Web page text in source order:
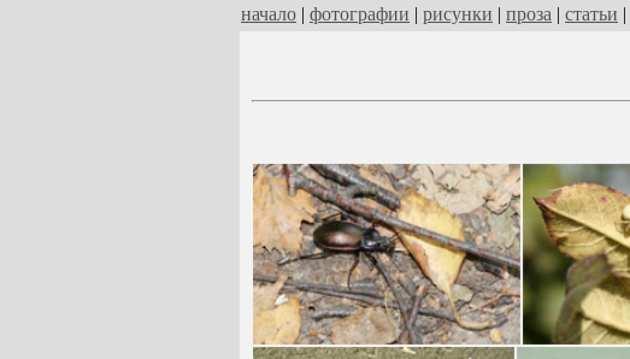
начало | фотографии | рисунки | проза | статьи |